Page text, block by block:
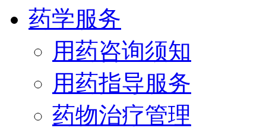
药学服务
用药咨询须知
用药指导服务
药物治疗管理